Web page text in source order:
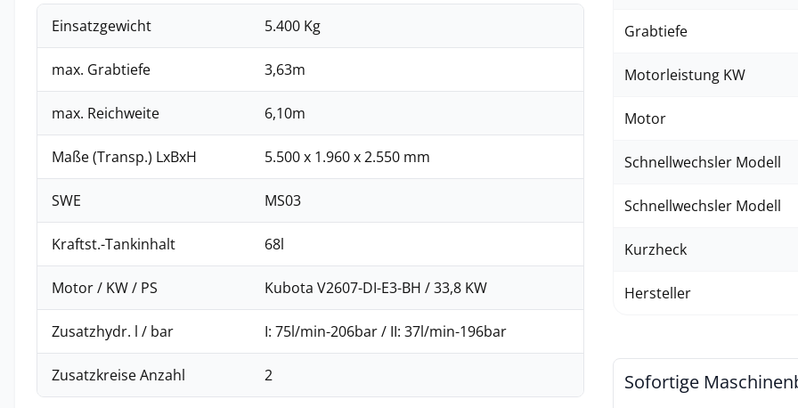
Einsatzgewicht 5.400 Kg
max. Grabtiefe 3,63m
max. Reichweite 6,10m
Maße (Transp.) LxBxH 5.500 x 1.960 x 2.550 mm
SWE MS03
Kraftst.-Tankinhalt 68l
Motor / KW / PS Kubota V2607-DI-E3-BH / 33,8 KW
Zusatzhydr. l / bar I: 75l/min-206bar / II: 37l/min-196bar
Zusatzkreise Anzahl 2
Grabtiefe
Motorleistung KW
Motor
Schnellwechsler Modell
Schnellwechsler Modell
Kurzheck
Hersteller
Sofortige